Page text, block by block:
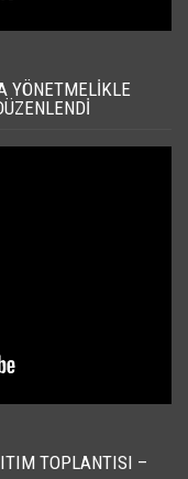
YÖNETMELIKLE
TOPLANTISI –